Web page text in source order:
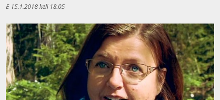
E 15.1.2018 kell 18.05